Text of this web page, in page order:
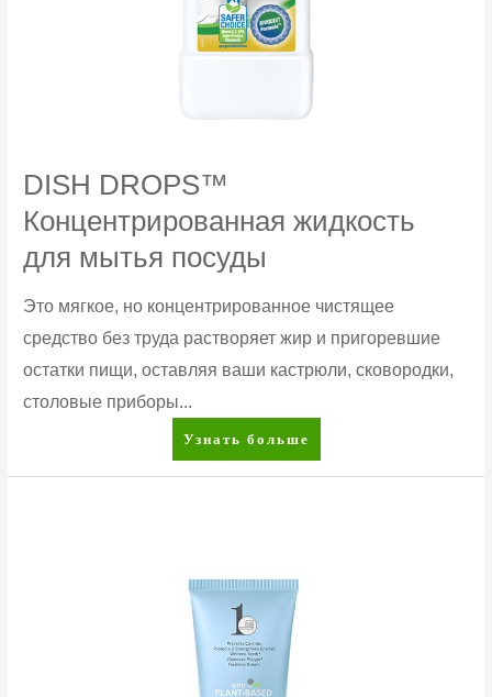
DISH DROPS™
Концентрированная жидкость
для мытья посуды
Это мягкое, но концентрированное чистящее
средство без труда растворяет жир и пригоревшие
остатки пищи, оставляя ваши кастрюли, сковородки,
столовые приборы...
DISH
DROPS™
посуды
Узнать больше